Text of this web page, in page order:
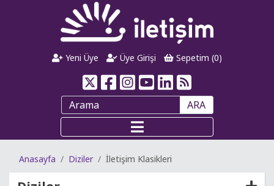
Yeni Üye Üye Girişi Sepetim (0)
ARA
Anasayfa Diziler İletişim Klasikleri